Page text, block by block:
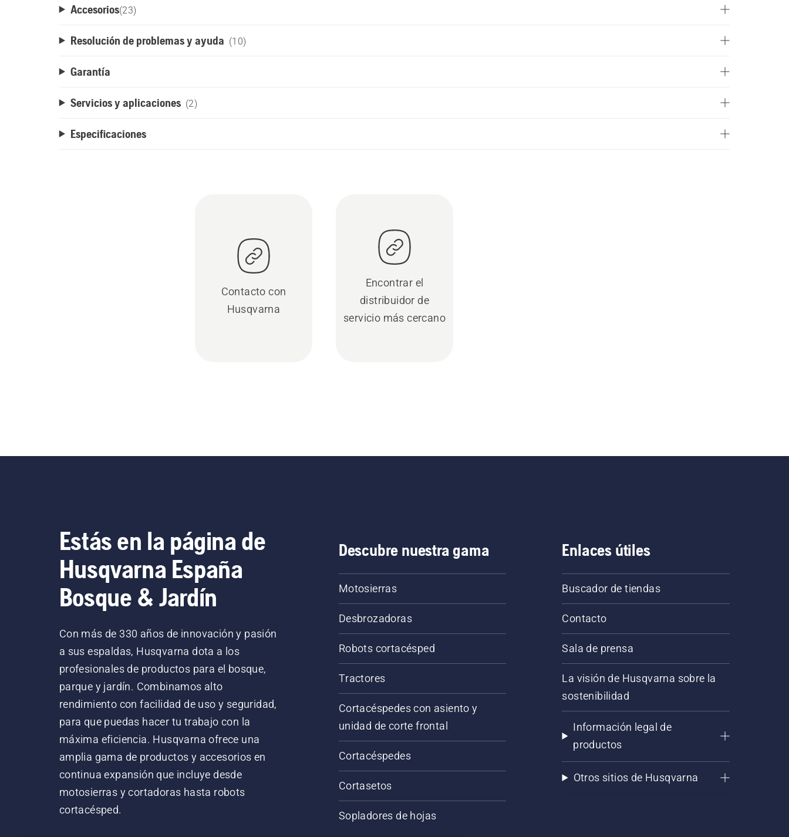
Accesorios(23)
Resolución de problemas y ayuda (10)
Garantía
Servicios y aplicaciones (2)
Especificaciones
Contacto con
Husqvarna
Encontrar el
distribuidor de
servicio más cercano
Estás en la página de
Husqvarna España
Bosque & Jardín
Con más de 330 años de innovación y pasión
a sus espaldas, Husqvarna dota a los
profesionales de productos para el bosque,
parque y jardín. Combinamos alto
rendimiento con facilidad de uso y seguridad,
para que puedas hacer tu trabajo con la
máxima eficiencia. Husqvarna ofrece una
amplia gama de productos y accesorios en
continua expansión que incluye desde
motosierras y cortadoras hasta robots
cortacésped.
Descubre nuestra gama
Motosierras
Desbrozadoras
Robots cortacésped
Tractores
Cortacéspedes con asiento y
unidad de corte frontal
Cortacéspedes
Cortasetos
Sopladores de hojas
Enlaces útiles
Buscador de tiendas
Contacto
Sala de prensa
La visión de Husqvarna sobre la
sostenibilidad
Información legal de
productos
Otros sitios de Husqvarna